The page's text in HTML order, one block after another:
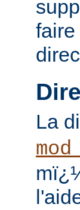
La